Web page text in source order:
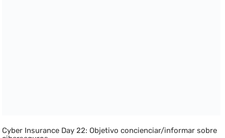
Cyber Insurance Day 22: Objetivo concienciar/informar sobre